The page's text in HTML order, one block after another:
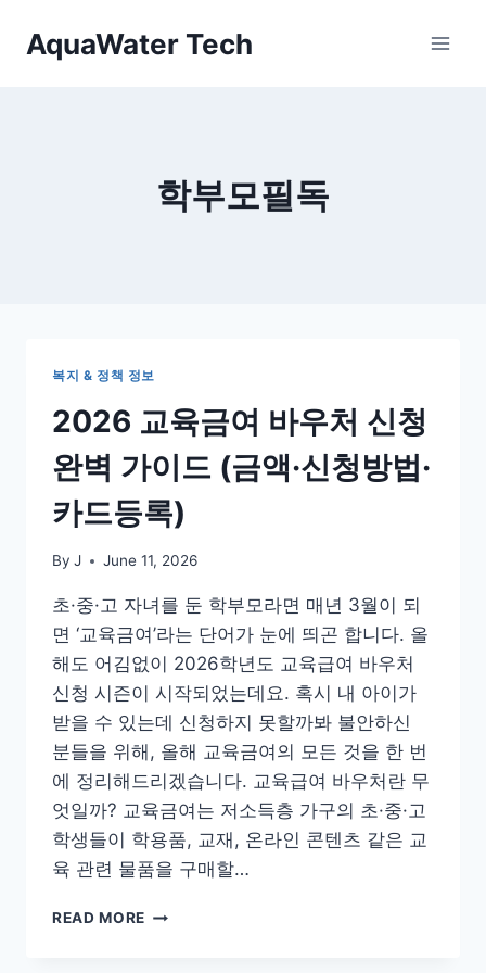
AquaWater Tech
학부모필독
복지 & 정책 정보
2026 교육금여 바우처 신청
완벽 가이드 (금액·신청방법·
카드등록)
By J June 11, 2026
초·중·고 자녀를 둔 학부모라면 매년 3월이 되
면 ‘교육금여’라는 단어가 눈에 띄곤 합니다. 올
해도 어김없이 2026학년도 교육급여 바우처
신청 시즌이 시작되었는데요. 혹시 내 아이가
받을 수 있는데 신청하지 못할까봐 불안하신
분들을 위해, 올해 교육금여의 모든 것을 한 번
에 정리해드리겠습니다. 교육급여 바우처란 무
엇일까? 교육금여는 저소득층 가구의 초·중·고
학생들이 학용품, 교재, 온라인 콘텐츠 같은 교
육 관련 물품을 구매할…
READ MORE 2026